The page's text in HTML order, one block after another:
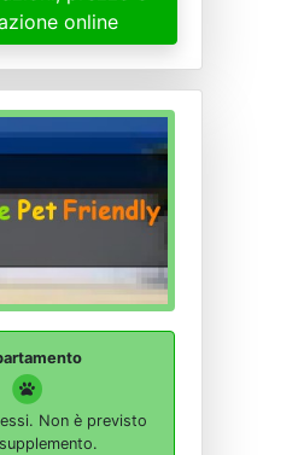
online
Non è previsto